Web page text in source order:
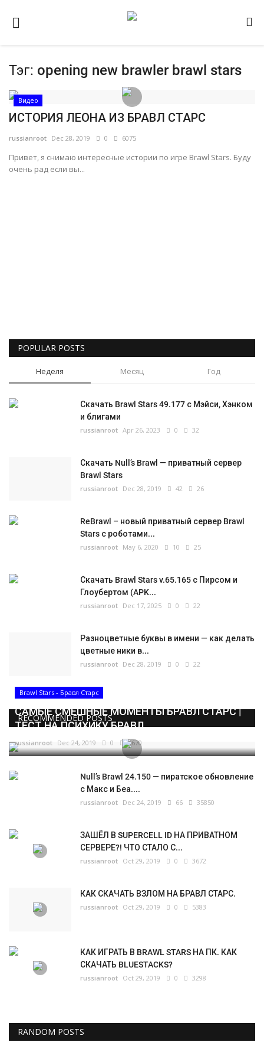
Домашняя
Видео
Contact
Статьи
Terms & Conditions
Тэг: opening new brawler brawl stars
Видео
ИСТОРИЯ ЛЕОНА ИЗ БРАВЛ СТАРС
russianroot Dec 28, 2019 0 6075
Привет, я снимаю интересные истории по игре Brawl Stars. Буду
очень рад если вы...
POPULAR POSTS
Неделя Месяц Год
Скачать Brawl Stars 49.177 с Мэйси, Хэнком
и блигами
russianroot Apr 26, 2023 0 32
Скачать Null’s Brawl — приватный сервер
Brawl Stars
russianroot Dec 28, 2019 42 26
ReBrawl – новый приватный сервер Brawl
Stars с роботами...
russianroot May 6, 2020 10 25
Скачать Brawl Stars v.65.165 с Пирсом и
Глоубертом (APK...
russianroot Dec 17, 2025 0 22
Разноцветные буквы в имени — как делать
цветные ники в...
russianroot Dec 28, 2019 0 22
RECOMMENDED POSTS
Brawl Stars - Бравл Старс
САМЫЕ СМЕШНЫЕ МОМЕНТЫ БРАВЛ СТАРС |
ТЕСТ НА ПСИХИКУ БРАВЛ...
russianroot Dec 24, 2019 0 5670
Null’s Brawl 24.150 — пиратское обновление
с Макс и Беа....
russianroot Dec 24, 2019 66 35850
ЗАШЁЛ В SUPERCELL ID НА ПРИВАТНОМ
СЕРВЕРЕ?! ЧТО СТАЛО С...
russianroot Oct 29, 2019 0 3672
КАК СКАЧАТЬ ВЗЛОМ НА БРАВЛ СТАРС.
russianroot Oct 29, 2019 0 5383
КАК ИГРАТЬ В BRAWL STARS НА ПК. КАК
СКАЧАТЬ BLUESTACKS?
russianroot Oct 29, 2019 0 3298
RANDOM POSTS